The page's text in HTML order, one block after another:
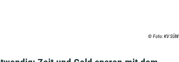
© Foto: KV SÜW